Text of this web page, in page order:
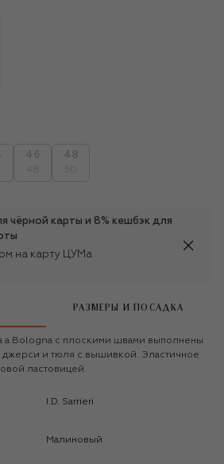
чёрной карты и 8% кешбэк для
на карту ЦУМа
РАЗМЕРЫ И ПОСАДКА
a Bologna с плоскими швами выполнены
джерси и тюля с вышивкой. Эластичное
ластовицей.
I.D. Sarrieri
Малиновый